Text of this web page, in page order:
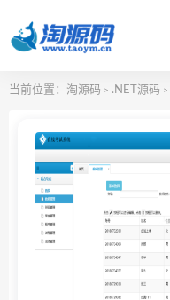
当前位置： 淘源码 > .NET源码 >